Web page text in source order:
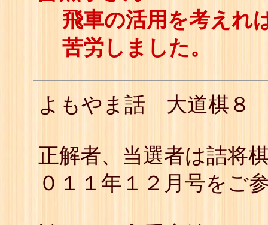
飛車の活用を考えれ
苦労しました。
よもやま話 大道棋８
正解者、当選者は詰将
０１１年１２月号をご